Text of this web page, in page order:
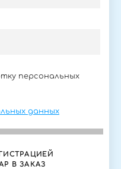
персональных
данных
В ЗАКАЗ